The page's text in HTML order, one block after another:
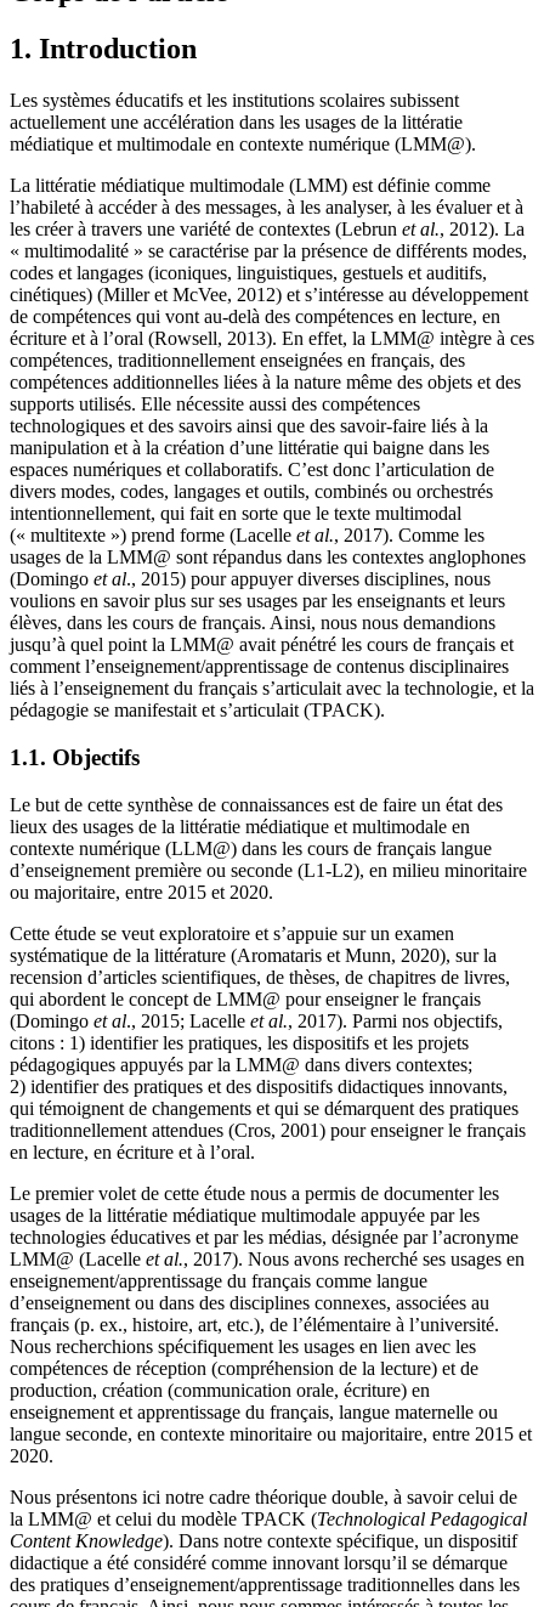
1. Introduction
Les systèmes éducatifs et les institutions scolaires subissent
actuellement une accélération dans les usages de la littératie
médiatique et multimodale en contexte numérique (LMM@).
La littératie médiatique multimodale (LMM) est définie comme
l’habileté à accéder à des messages, à les analyser, à les évaluer et à
les créer à travers une variété de contextes (Lebrun et al., 2012). La
« multimodalité » se caractérise par la présence de différents modes,
codes et langages (iconiques, linguistiques, gestuels et auditifs,
cinétiques) (Miller et McVee, 2012) et s’intéresse au développement
de compétences qui vont au-delà des compétences en lecture, en
écriture et à l’oral (Rowsell, 2013). En effet, la LMM@ intègre à ces
compétences, traditionnellement enseignées en français, des
compétences additionnelles liées à la nature même des objets et des
supports utilisés. Elle nécessite aussi des compétences
technologiques et des savoirs ainsi que des savoir-faire liés à la
manipulation et à la création d’une littératie qui baigne dans les
espaces numériques et collaboratifs. C’est donc l’articulation de
divers modes, codes, langages et outils, combinés ou orchestrés
intentionnellement, qui fait en sorte que le texte multimodal
(« multitexte ») prend forme (Lacelle et al., 2017). Comme les
usages de la LMM@ sont répandus dans les contextes anglophones
(Domingo et al., 2015) pour appuyer diverses disciplines, nous
voulions en savoir plus sur ses usages par les enseignants et leurs
élèves, dans les cours de français. Ainsi, nous nous demandions
jusqu’à quel point la LMM@ avait pénétré les cours de français et
comment l’enseignement/apprentissage de contenus disciplinaires
liés à l’enseignement du français s’articulait avec la technologie, et la
pédagogie se manifestait et s’articulait (TPACK).
1.1. Objectifs
Le but de cette synthèse de connaissances est de faire un état des
lieux des usages de la littératie médiatique et multimodale en
contexte numérique (LLM@) dans les cours de français langue
d’enseignement première ou seconde (L1-L2), en milieu minoritaire
ou majoritaire, entre 2015 et 2020.
Cette étude se veut exploratoire et s’appuie sur un examen
systématique de la littérature (Aromataris et Munn, 2020), sur la
recension d’articles scientifiques, de thèses, de chapitres de livres,
qui abordent le concept de LMM@ pour enseigner le français
(Domingo et al., 2015; Lacelle et al., 2017). Parmi nos objectifs,
citons : 1) identifier les pratiques, les dispositifs et les projets
pédagogiques appuyés par la LMM@ dans divers contextes;
2) identifier des pratiques et des dispositifs didactiques innovants,
qui témoignent de changements et qui se démarquent des pratiques
traditionnellement attendues (Cros, 2001) pour enseigner le français
en lecture, en écriture et à l’oral.
Le premier volet de cette étude nous a permis de documenter les
usages de la littératie médiatique multimodale appuyée par les
technologies éducatives et par les médias, désignée par l’acronyme
LMM@ (Lacelle et al., 2017). Nous avons recherché ses usages en
enseignement/apprentissage du français comme langue
d’enseignement ou dans des disciplines connexes, associées au
français (p. ex., histoire, art, etc.), de l’élémentaire à l’université.
Nous recherchions spécifiquement les usages en lien avec les
compétences de réception (compréhension de la lecture) et de
production, création (communication orale, écriture) en
enseignement et apprentissage du français, langue maternelle ou
langue seconde, en contexte minoritaire ou majoritaire, entre 2015 et
2020.
Nous présentons ici notre cadre théorique double, à savoir celui de
la LMM@ et celui du modèle TPACK (Technological Pedagogical
Content Knowledge). Dans notre contexte spécifique, un dispositif
didactique a été considéré comme innovant lorsqu’il se démarque
des pratiques d’enseignement/apprentissage traditionnelles dans les